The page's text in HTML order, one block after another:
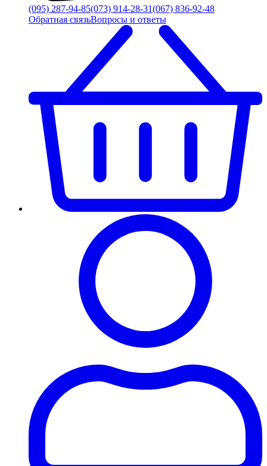
(095) 287-94-85(073) 914-28-31(067) 836-92-48
Обратная связьВопросы и ответы